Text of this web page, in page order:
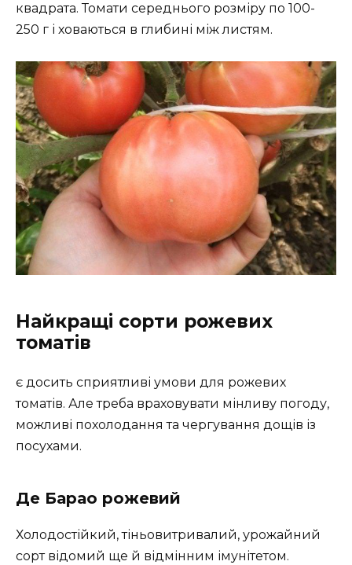
квадрата. Томати середнього розміру по 100-
250 г і ховаються в глибині між листям.
Найкращі сорти рожевих
томатів
є досить сприятливі умови для рожевих
томатів. Але треба враховувати мінливу погоду,
можливі похолодання та чергування дощів із
посухами.
Де Барао рожевий
Холодостійкий, тіньовитривалий, урожайний
сорт відомий ще й відмінним імунітетом.